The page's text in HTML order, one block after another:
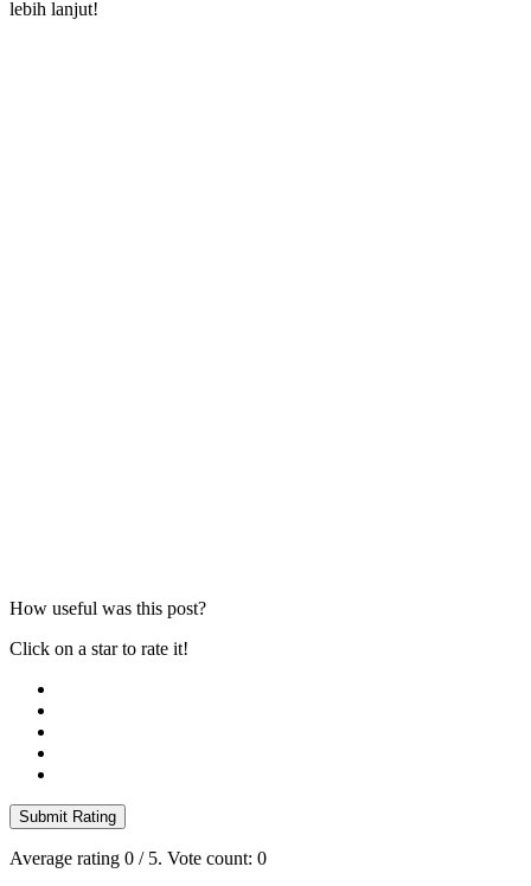
lebih lanjut!
How useful was this post?
Click on a star to rate it!
Submit Rating
Average rating 0 / 5. Vote count: 0